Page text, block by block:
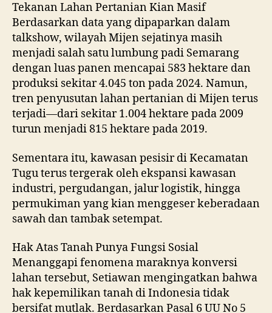
Tekanan Lahan Pertanian Kian Masif
Berdasarkan data yang dipaparkan dalam
talkshow, wilayah Mijen sejatinya masih
menjadi salah satu lumbung padi Semarang
dengan luas panen mencapai 583 hektare dan
produksi sekitar 4.045 ton pada 2024. Namun,
tren penyusutan lahan pertanian di Mijen terus
terjadi—dari sekitar 1.004 hektare pada 2009
turun menjadi 815 hektare pada 2019.
Sementara itu, kawasan pesisir di Kecamatan
Tugu terus tergerak oleh ekspansi kawasan
industri, pergudangan, jalur logistik, hingga
permukiman yang kian menggeser keberadaan
sawah dan tambak setempat.
Hak Atas Tanah Punya Fungsi Sosial
Menanggapi fenomena maraknya konversi
lahan tersebut, Setiawan mengingatkan bahwa
hak kepemilikan tanah di Indonesia tidak
bersifat mutlak. Berdasarkan Pasal 6 UU No 5